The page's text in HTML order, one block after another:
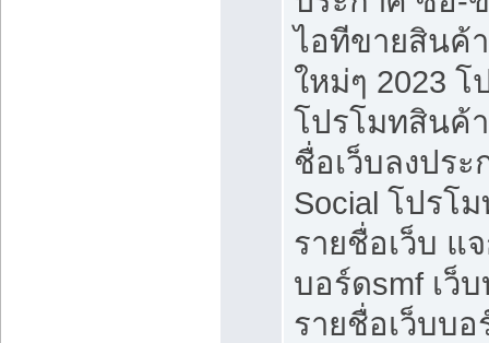
ไอทีขายสินค้
ใหม่ๆ 2023
โปรโมทสินค้
ชื่อเว็บลงปร
Social โปรโ
รายชื่อเว็บ แ
บอร์ดsmf เว็
รายชื่อเว็บบ